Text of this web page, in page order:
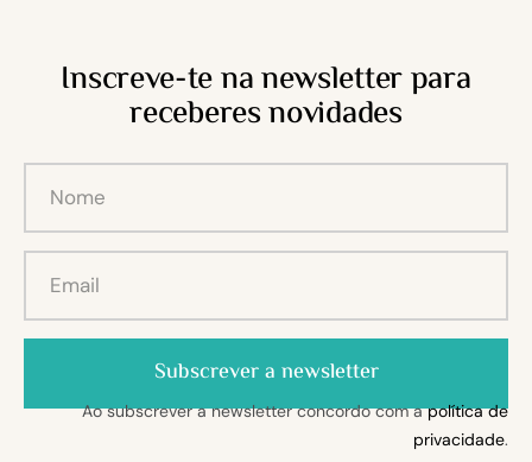
Inscreve-te na newsletter para
receberes novidades
Subscrever a newsletter
Ao subscrever a newsletter concordo com apolítica de
privacidade.